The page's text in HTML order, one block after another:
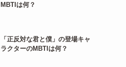
MBTIは何？
「正反対な君と僕」の登場キャ
ラクターのMBTIは何？